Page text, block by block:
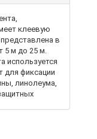
клеевую
​​в
5 м до 25 м.
используется
для фиксации
линолеума,